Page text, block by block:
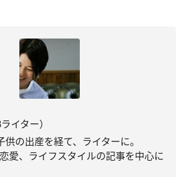
イター）
の出産を経て、ライターに。
愛、 ライフスタイルの記事を中心に